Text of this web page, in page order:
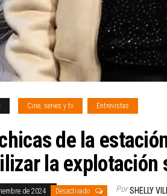
Cine, series y tv Entrevistas
de la
la explotación
de 2024 Desactivado Por SHELLY